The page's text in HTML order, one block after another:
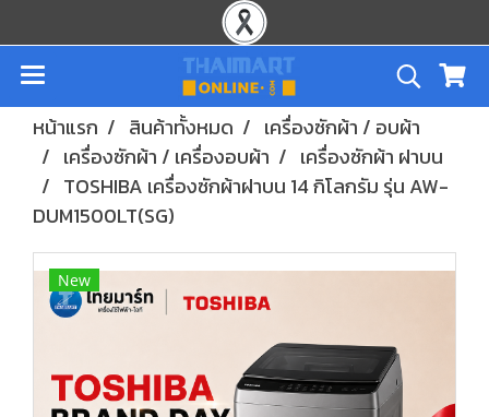
หน้าแรก สินค้าทั้งหมด
เครื่องซักผ้า / อบผ้า
เครื่องซักผ้า / เครื่องอบผ้า
เครื่องซักผ้า ฝาบน
TOSHIBA เครื่องซักผ้าฝาบน 14 กิโลกรัม รุ่น AW-
DUM1500LT(SG)
New